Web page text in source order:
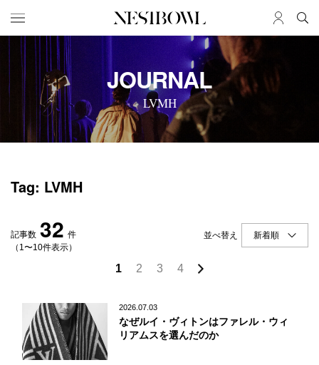
HOME
求人検索
新着求人
ブランド一覧
インタビュー
ニュース＆イベント
データ
初めての方へ
Q&A
企業担当の方へ
企業ログイン
会員登録
JOURNAL
LVMH
Tag: LVMH
記事数 32 件
（1〜10件表示）
並べ替え
1 2 3 4
2026.07.03
なぜルイ・ヴィトンはファレル・ウィ
リアムスを選んだのか